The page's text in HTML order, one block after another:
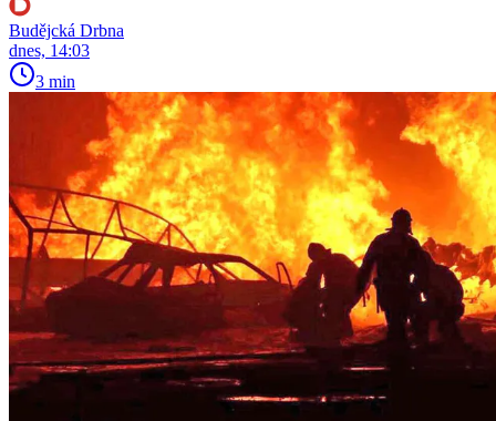
Budějcká Drbna
dnes, 14:03
3 min